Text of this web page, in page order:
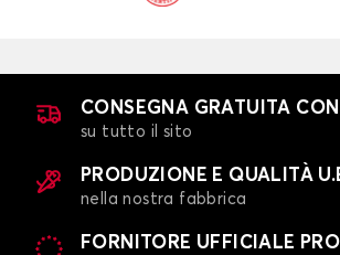
CONSEGNA GRATUITA
su tutto il sito
PRODUZIONE E QUALITÀ
nella nostra fabbrica
FORNITORE UFFICIALE